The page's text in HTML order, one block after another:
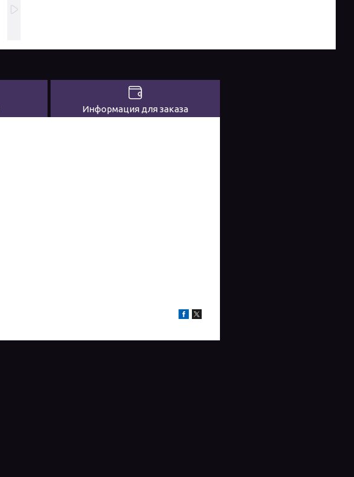
Информация для заказа